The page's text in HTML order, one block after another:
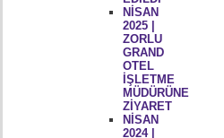
NİSAN
2025 |
ZORLU
GRAND
OTEL
İŞLETME
MÜDÜRÜNE
ZİYARET
NİSAN
2024 |